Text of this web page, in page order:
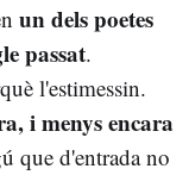
un dels poetes
passat.
l'estimessin.
i menys encara
que d'entrada no